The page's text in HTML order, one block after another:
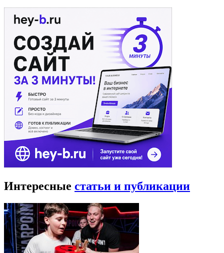
Интересные статьи и публикации